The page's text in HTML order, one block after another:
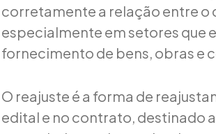
corretamente a relação entre
especialmente em setores que
fornecimento de bens, obras e
O reajuste é a forma de
edital e no contrato, destinado